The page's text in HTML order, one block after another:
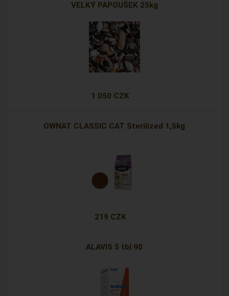
VELKÝ PAPOUŠEK 25kg
1 050 CZK
OWNAT CLASSIC CAT Sterilized 1,5kg
219 CZK
ALAVIS 5 tbl.90